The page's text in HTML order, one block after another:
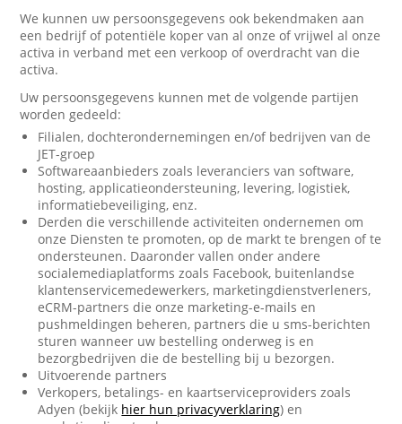
We kunnen uw persoonsgegevens ook bekendmaken aan
een bedrijf of potentiële koper van al onze of vrijwel al onze
activa in verband met een verkoop of overdracht van die
activa.
Uw persoonsgegevens kunnen met de volgende partijen
worden gedeeld:
Filialen, dochterondernemingen en/of bedrijven van de
JET-groep
Softwareaanbieders zoals leveranciers van software,
hosting, applicatieondersteuning, levering, logistiek,
informatiebeveiliging, enz.
Derden die verschillende activiteiten ondernemen om
onze Diensten te promoten, op de markt te brengen of te
ondersteunen. Daaronder vallen onder andere
socialemediaplatforms zoals Facebook, buitenlandse
klantenservicemedewerkers, marketingdienstverleners,
eCRM-partners die onze marketing-e-mails en
pushmeldingen beheren, partners die u sms-berichten
sturen wanneer uw bestelling onderweg is en
bezorgbedrijven die de bestelling bij u bezorgen.
Uitvoerende partners
Verkopers, betalings- en kaartserviceproviders zoals
Adyen (bekijk hier hun privacyverklaring) en